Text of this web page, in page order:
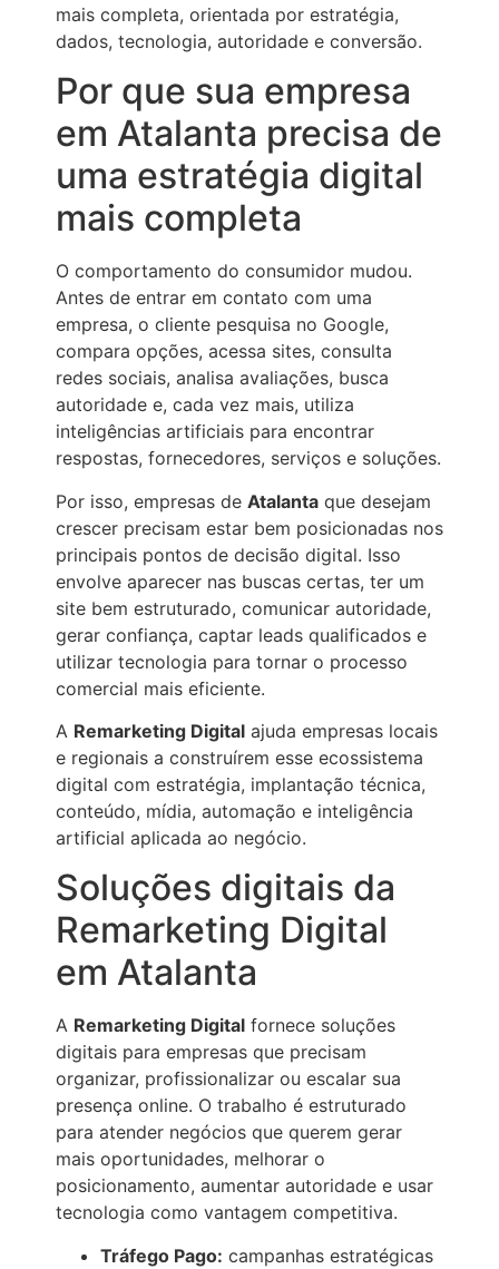
mais completa, orientada por estratégia,
dados, tecnologia, autoridade e conversão.
Por que sua empresa
em Atalanta precisa de
uma estratégia digital
mais completa
O comportamento do consumidor mudou.
Antes de entrar em contato com uma
empresa, o cliente pesquisa no Google,
compara opções, acessa sites, consulta
redes sociais, analisa avaliações, busca
autoridade e, cada vez mais, utiliza
inteligências artificiais para encontrar
respostas, fornecedores, serviços e soluções.
Por isso, empresas de Atalanta que desejam
crescer precisam estar bem posicionadas nos
principais pontos de decisão digital. Isso
envolve aparecer nas buscas certas, ter um
site bem estruturado, comunicar autoridade,
gerar confiança, captar leads qualificados e
utilizar tecnologia para tornar o processo
comercial mais eficiente.
A Remarketing Digital ajuda empresas locais
e regionais a construírem esse ecossistema
digital com estratégia, implantação técnica,
conteúdo, mídia, automação e inteligência
artificial aplicada ao negócio.
Soluções digitais da
Remarketing Digital
em Atalanta
A Remarketing Digital fornece soluções
digitais para empresas que precisam
organizar, profissionalizar ou escalar sua
presença online. O trabalho é estruturado
para atender negócios que querem gerar
mais oportunidades, melhorar o
posicionamento, aumentar autoridade e usar
tecnologia como vantagem competitiva.
Tráfego Pago: campanhas estratégicas